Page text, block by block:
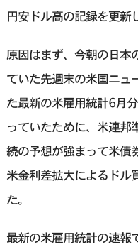
円安ドル高の記録を更新
原因はまず、今朝の日本
ていた先週末の米国ニュ
た最新の米雇用統計6月
っていたために、米連邦
続の予想が強まって米債
米金利差拡大によるドル
た。
最新の米雇用統計の速報